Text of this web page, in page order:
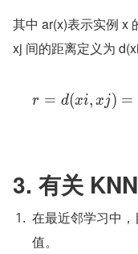
其中 ar(x)表示实例 x
xj 间的距离定义为
r = d(xi, xj ) =
3. 有关
在最近邻学习中
值。